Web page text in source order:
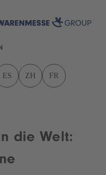
ES ZH FR
die Welt: